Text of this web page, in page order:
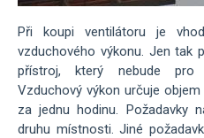
Při koupi ventilátoru je
vzduchového výkonu. Jen tak
přístroj, který nebude pro
Vzduchový výkon určuje
za jednu hodinu. Požadavky
druhu místnosti. Jiné